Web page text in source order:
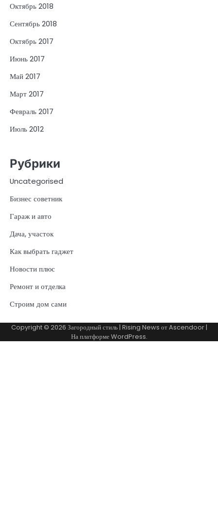
Октябрь 2018
Сентябрь 2018
Октябрь 2017
Июнь 2017
Май 2017
Март 2017
Февраль 2017
Июль 2012
Рубрики
Uncategorised
Бизнес советник
Гараж и авто
Дача, участок
Как выбрать гаджет
Новости плюс
Ремонт и отделка
Строим дом сами
Copyright © 2026 Загородный стиль| Rising News отAscendoor|
На платформеWordPress.